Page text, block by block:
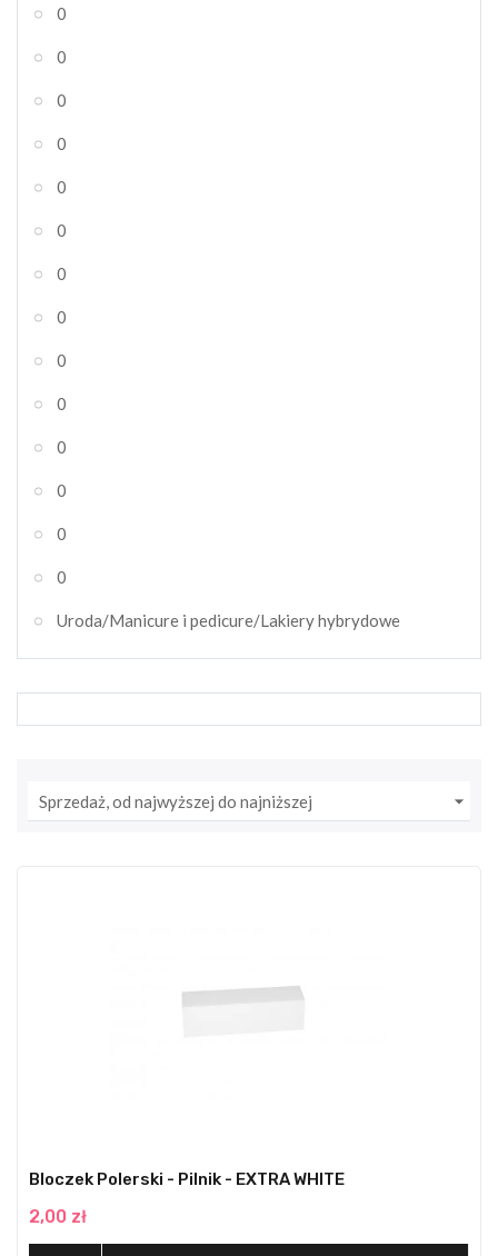
0
0
0
0
0
0
0
0
0
0
0
0
0
0
Uroda/Manicure i pedicure/Lakiery hybrydowe
Sprzedaż, od najwyższej do najniższej 
Bloczek Polerski - Pilnik - EXTRA WHITE
2,00 zł